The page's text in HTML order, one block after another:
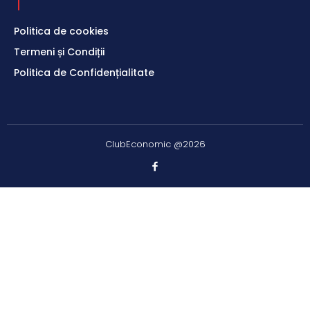
Politica de cookies
Termeni și Condiții
Politica de Confidențialitate
ClubEconomic @2026